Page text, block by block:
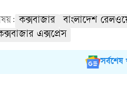
কক্সবাজার বাংলাদেশ
এক্সপ্রেস